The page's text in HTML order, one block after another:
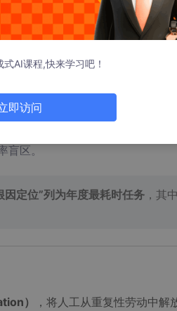
临的核心挑战包括：
个服务日志、数据库慢查询、
乏智能聚类机制，导致团队重复
路径。
区。
定位”列为年度最耗时任务 ‌，其中
）
，将人工从重复性劳动中解
AI课程,快来学习吧！
即访问